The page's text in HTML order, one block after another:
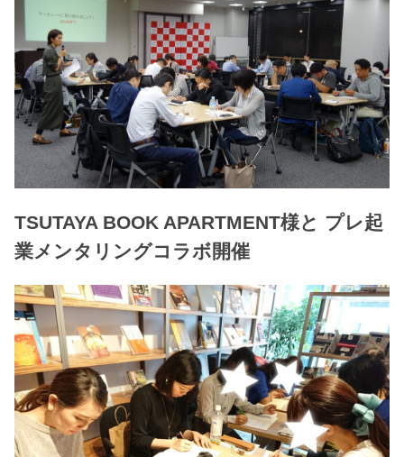
TSUTAYA BOOK APARTMENT様と プレ起
業メンタリングコラボ開催